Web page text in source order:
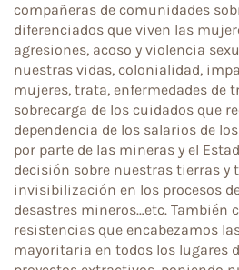
compañeras de comunidades
diferenciados que viven las
agresiones, acoso y violencia
nuestras vidas, colonialidad,
mujeres, trata, enfermedades de
sobrecarga de los cuidados que
dependencia de los salarios de
por parte de las mineras y el
decisión sobre nuestras tierras y
invisibilización en los procesos
desastres mineros…etc. También
resistencias que encabezamos
mayoritaria en todos los lugares